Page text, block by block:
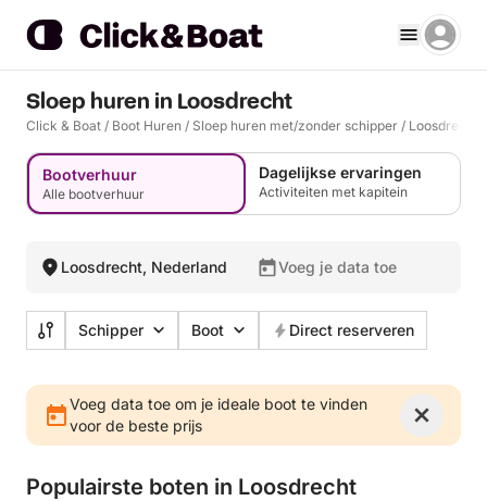
Sloep huren in Loosdrecht
Click & Boat / Boot Huren / Sloep huren met/zonder schipper / Loosdrecht
Bootverhuur
Alle bootverhuur
Dagelijkse ervaringen
Activiteiten met kapitein
Loosdrecht, Nederland Voeg je data toe
Schipper Boot Direct reserveren
Voeg data toe om je ideale boot te vinden
voor de beste prijs
Populairste boten in Loosdrecht